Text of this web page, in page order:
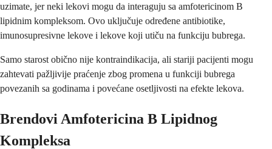
uzimate, jer neki lekovi mogu da interaguju sa amfotericinom B
lipidnim kompleksom. Ovo uključuje određene antibiotike,
imunosupresivne lekove i lekove koji utiču na funkciju bubrega.
Samo starost obično nije kontraindikacija, ali stariji pacijenti mogu
zahtevati pažljivije praćenje zbog promena u funkciji bubrega
povezanih sa godinama i povećane osetljivosti na efekte lekova.
Brendovi Amfotericina B Lipidnog
Kompleksa